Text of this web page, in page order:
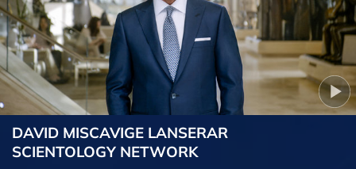
DAVID MISCAVIGE LANSERAR
SCIENTOLOGY NETWORK